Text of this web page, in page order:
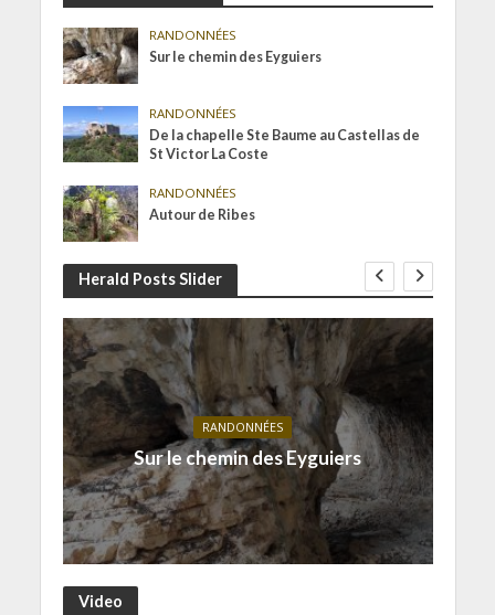
RANDONNÉES
Sur le chemin des Eyguiers
RANDONNÉES
De la chapelle Ste Baume au Castellas de
St Victor La Coste
RANDONNÉES
Autour de Ribes
Herald Posts Slider
RANDONNÉES
Sur le chemin des Eyguiers
Video